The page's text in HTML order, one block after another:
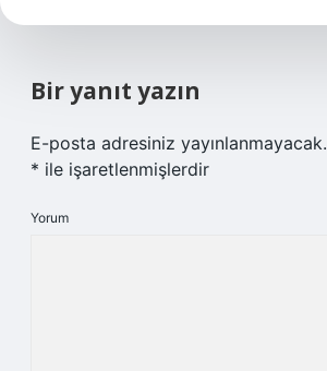
Bir yanıt yazın
E-posta adresiniz yayınlanmayacak.
* ile işaretlenmişlerdir
Yorum